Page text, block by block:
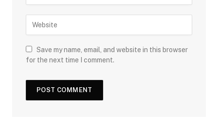
Save my name, email, and website in this browser
for the next time I comment.